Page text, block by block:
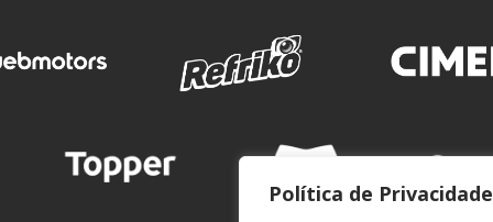
Política de Privacidade